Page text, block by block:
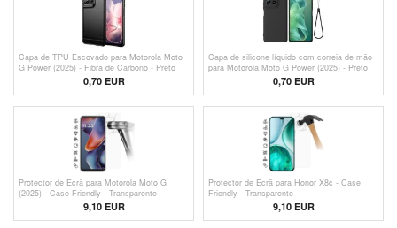
Capa de TPU Escovado para Motorola Moto
G Power (2025) - Fibra de Carbono - Preto
0,70EUR
Capa de silicone líquido com correia de mão
para Motorola Moto G Power (2025) - Preto
0,70EUR
Protector de Ecrã para Motorola Moto G
(2025) - Case Friendly - Transparente
9,10 EUR
Protector de Ecrã para Honor X8c - Case
Friendly - Transparente
9,10 EUR